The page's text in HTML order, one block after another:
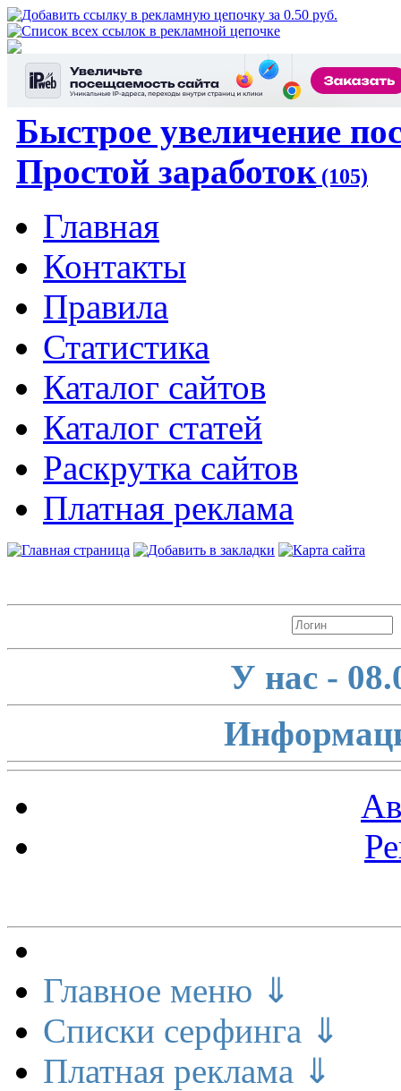
Быстрое увеличение
Простой заработок(105)
Главная
Контакты
Правила
Статистика
Каталог сайтов
Каталог статей
Раскрутка сайтов
Платная реклама
У нас -
Главное меню ⇓
Списки серфинга ⇓
Платная реклама ⇓